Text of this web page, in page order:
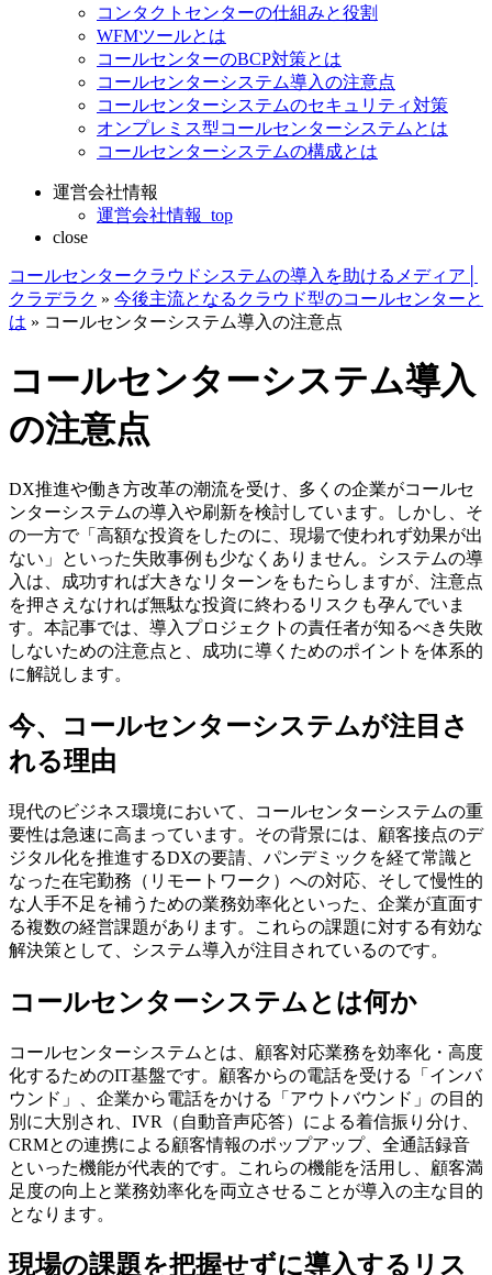
コンタクトセンターの仕組みと役割
WFMツールとは
コールセンターのBCP対策とは
コールセンターシステム導入の注意点
コールセンターシステムのセキュリティ対策
オンプレミス型コールセンターシステムとは
コールセンターシステムの構成とは
運営会社情報
運営会社情報_top
close
コールセンタークラウドシステムの導入を助けるメディア│
クラデラク » 今後主流となるクラウド型のコールセンターと
は » コールセンターシステム導入の注意点
コールセンターシステム導入
の注意点
DX推進や働き方改革の潮流を受け、多くの企業がコールセ
ンターシステムの導入や刷新を検討しています。しかし、そ
の一方で「高額な投資をしたのに、現場で使われず効果が出
ない」といった失敗事例も少なくありません。システムの導
入は、成功すれば大きなリターンをもたらしますが、注意点
を押さえなければ無駄な投資に終わるリスクも孕んでいま
す。本記事では、導入プロジェクトの責任者が知るべき失敗
しないための注意点と、成功に導くためのポイントを体系的
に解説します。
今、コールセンターシステムが注目さ
れる理由
現代のビジネス環境において、コールセンターシステムの重
要性は急速に高まっています。その背景には、 顧客接点のデ
ジタル化を推進するDXの要請 、パンデミックを経て常識と
なった在宅勤務（リモートワーク）への対応 、そして慢性的
な 人手不足を補うための業務効率化といった、企業が直面す
る複数の経営課題があります。これらの課題に対する有効な
解決策として、システム導入が注目されているのです。
コールセンターシステムとは何か
コールセンターシステムとは、顧客対応業務を効率化・高度
化するためのIT基盤です。顧客からの電話を受ける「インバ
ウンド」、企業から電話をかける「アウトバウンド」の目的
別に大別され、 IVR（自動音声応答）による着信振り分け、
CRMとの連携による顧客情報のポップアップ、全通話録音
といった機能が代表的です。これらの機能を活用し、顧客満
足度の向上と業務効率化を両立させることが導入の主な目的
となります。
現場の課題を把握せずに導入するリス